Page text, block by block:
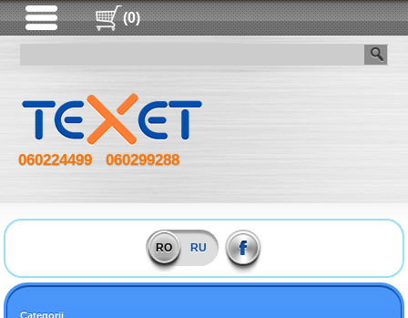
(0)
060224499 060299288
RO RU
Categorii